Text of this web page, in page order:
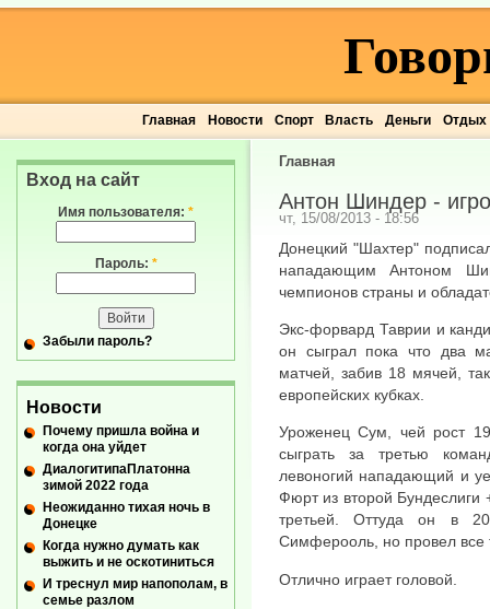
Главная Новости Спорт Власть Деньги Отдых
Главная
Антон Шиндер -
чт, 15/08/2013 - 18:56
Донецкий "Шахтер"
нападающим Антоном
чемпионов страны и
Экс-форвард Таврии и
он сыграл пока что два
матчей, забив 18 мячей,
европейских кубках.
Уроженец Сум, чей рост
сыграть за третью
левоногий нападающий и
Фюрт из второй Бундеслиги
третьей. Оттуда он в
Симферооль, но провел все
Отлично играет головой.
Вход на сайт
Имя пользователя: *
Пароль: *
Забыли пароль?
Новости
Почему пришла война и
когда она уйдет
ДиалогитипаПлатонна
зимой 2022 года
Неожиданно тихая ночь в
Донецке
Когда нужно думать как
выжить и не оскотиниться
И треснул мир напополам, в
семье разлом